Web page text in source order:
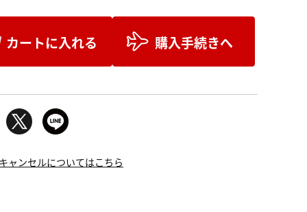
カートに入れる 購入手続きへ
ャンセルについてはこちら